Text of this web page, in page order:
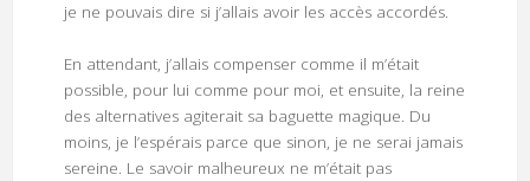
je ne pouvais dire si j’allais avoir les accès accordés.
En attendant, j’allais compenser comme il m’était
possible, pour lui comme pour moi, et ensuite, la reine
des alternatives agiterait sa baguette magique. Du
moins, je l’espérais parce que sinon, je ne serai jamais
sereine. Le savoir malheureux ne m’était pas